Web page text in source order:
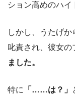
ション高めのハイ
しかし、うたげ
叱責され、彼女
ました。
特に 「……は？」